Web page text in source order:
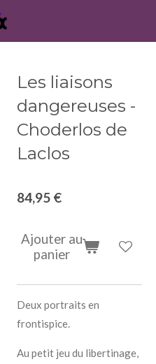
Les liaisons
dangereuses -
Choderlos de
Laclos
84,95 €
Ajouter au
panier
Deux portraits en
frontispice.
Au petit jeu du libertinage,